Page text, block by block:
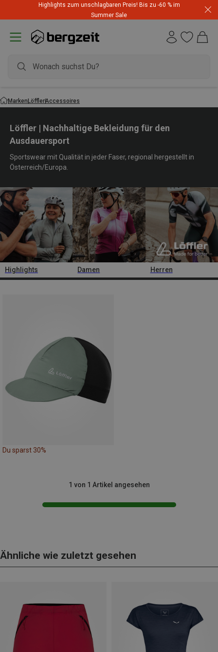
Highlights zum unschlagbaren Preis! Bis zu -60 % im
Summer Sale
MarkenLöfflerAccessoires
Löffler | Nachhaltige Bekleidung für den
Ausdauersport
Sportswear mit Qualität in jeder Faser, regional hergestellt in
Österreich/Europa.
Highlights Damen Herren
Du sparst 30%
1 von 1 Artikel angesehen
Ähnliche wie zuletzt gesehen